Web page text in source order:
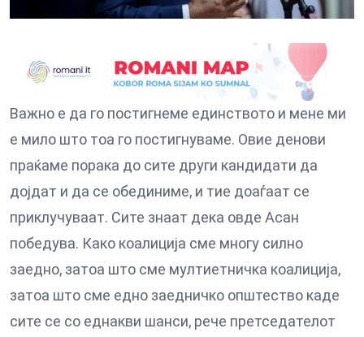
Важно е да го постигнеме единството и мене ми
е мило што тоа го постигнуваме. Овие денови
праќаме порака до сите други кандидати да
дојдат и да се обединиме, и тие доаѓаат се
приклучуваат. Сите знаат дека овде Асан
победува. Како коалиција сме многу силно
заедно, затоа што сме мултиетничка коалиција,
затоа што сме едно заедничко општество каде
сите се со еднакви шанси, рече претседателот